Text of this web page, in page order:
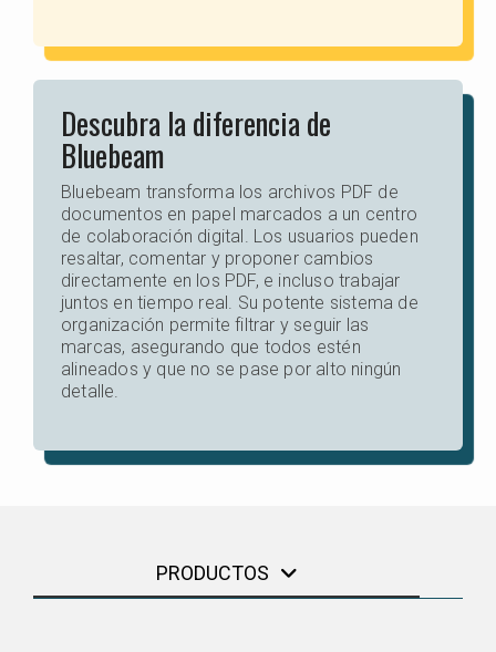
Descubra la diferencia de
Bluebeam
Bluebeam transforma los archivos PDF de
documentos en papel marcados a un centro
de colaboración digital. Los usuarios pueden
resaltar, comentar y proponer cambios
directamente en los PDF, e incluso trabajar
juntos en tiempo real. Su potente sistema de
organización permite filtrar y seguir las
marcas, asegurando que todos estén
alineados y que no se pase por alto ningún
detalle.
PRODUCTOS